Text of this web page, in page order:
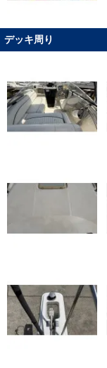
デッキ周り